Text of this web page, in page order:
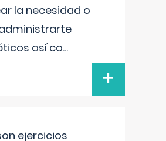
la necesidad o
así co...
+
ejercicios